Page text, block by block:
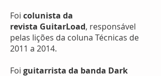
Foi colunista da
revista GuitarLoad, responsável
pelas lições da coluna Técnicas de
2011 a 2014.
Foi guitarrista da banda Dark